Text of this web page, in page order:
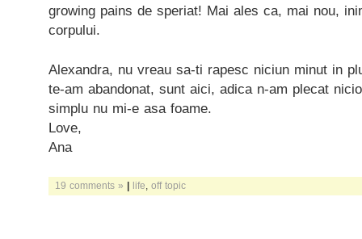
growing pains de speriat! Mai ales ca, mai nou,
corpului.
Alexandra, nu vreau sa-ti rapesc niciun minut in
te-am abandonat, sunt aici, adica n-am plecat
simplu nu mi-e asa foame.
Love,
Ana
19 comments » | life off topic